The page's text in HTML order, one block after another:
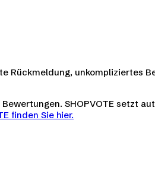
Rückmeldung, unkompliziertes
SHOPVOTE setzt
finden Sie hier.